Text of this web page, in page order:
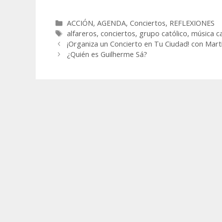
Categorías
ACCIÓN,AGENDA,Conciertos, REFLEXIONES
Etiquetas
alfareros,conciertos, grupo católico,música
¡Organiza un Concierto en Tu Ciudad! con
¿Quién es Guilherme Sá?